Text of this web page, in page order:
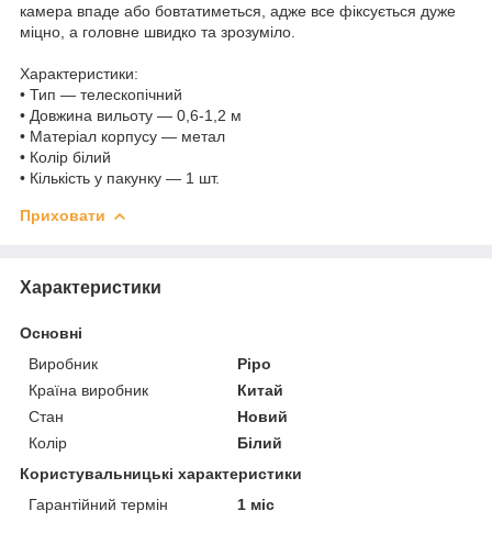
камера впаде або бовтатиметься, адже все фіксується дуже
міцно, а головне швидко та зрозуміло.
Характеристики:
• Тип — телескопічний
• Довжина вильоту — 0,6-1,2 м
• Матеріал корпусу — метал
• Колір білий
• Кількість у пакунку — 1 шт.
Приховати
Характеристики
Основні
Виробник
Pipo
Країна виробник
Китай
Стан
Новий
Колір
Білий
Користувальницькі характеристики
Гарантійний термін
1 міс